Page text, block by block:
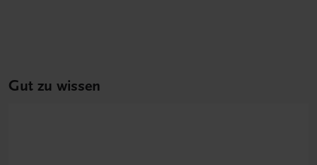
Gut zu wissen